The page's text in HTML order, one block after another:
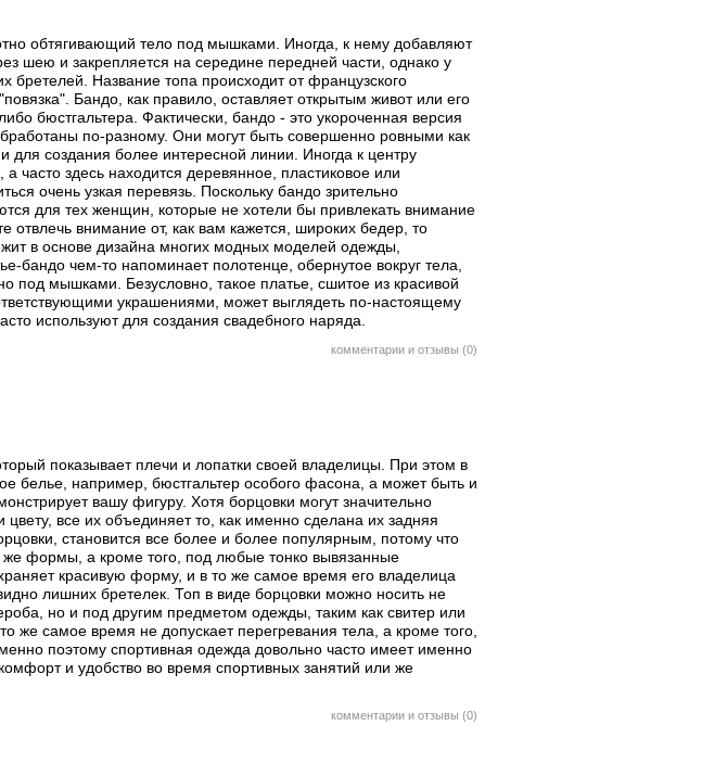
обтягивающий тело под мышками. Иногда, к нему добавляют
шею и закрепляется на середине передней части, однако у
бретелей. Название топа происходит от французского
Бандо, как правило, оставляет открытым живот или его
бюстгальтера. Фактически, бандо - это укороченная версия
по-разному. Они могут быть совершенно ровными как
для создания более интересной линии. Иногда к центру
часто здесь находится деревянное, пластиковое или
очень узкая перевязь. Поскольку бандо зрительно
для тех женщин, которые не хотели бы привлекать внимание
отвлечь внимание от, как вам кажется, широких бедер, то
в основе дизайна многих модных моделей одежды,
бандо чем-то напоминает полотенце, обернутое вокруг тела,
под мышками. Безусловно, такое платье, сшитое из красивой
украшениями, может выглядеть по-настоящему
используют для создания свадебного наряда.
комментарии и отзывы (0)
показывает плечи и лопатки своей владелицы. При этом в
белье, например, бюстгальтер особого фасона, а может быть и
вашу фигуру. Хотя борцовки могут значительно
все их объединяет то, как именно сделана их задняя
становится все более и более популярным, потому что
же формы, а кроме того, под любые тонко вывязанные
красивую форму, и в то же самое время его владелица
лишних бретелек. Топ в виде борцовки можно носить не
но и под другим предметом одежды, таким как свитер или
же самое время не допускает перегревания тела, а кроме того,
поэтому спортивная одежда довольно часто имеет именно
и удобство во время спортивных занятий или же
комментарии и отзывы (0)